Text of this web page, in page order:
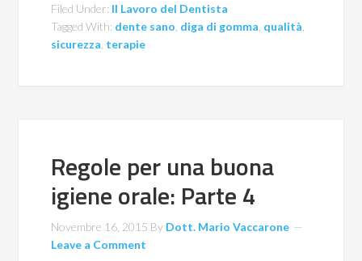
Filed Under: Il Lavoro del Dentista
Tagged With: dente sano diga di gomma qualità
sicurezza terapie
Regole per una buona
igiene orale: Parte 4
Novembre 16, 2015 By Dott. Mario Vaccarone
Leave a Comment